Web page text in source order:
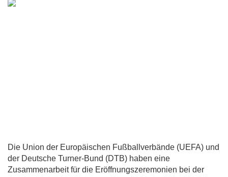
Die Union der Europäischen Fußballverbände (UEFA) und
der Deutsche Turner-Bund (DTB) haben eine
Zusammenarbeit für die Eröffnungszeremonien bei der